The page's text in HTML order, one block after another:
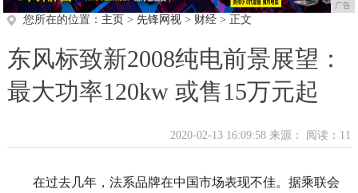
广告
您所在的位置： 主页 > 先锋网视> 财经> 正文
东风标致新2008纯电前景展望：
最大功率120kw 或售15万元起
2020-02-13 16:09:58 来源： 阅读：11
在过去几年，法系品牌在中国市场表现不佳。据乘联会